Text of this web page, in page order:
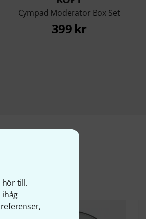
hör till.
ihåg
Cympad Moderator Box Set
399 kr